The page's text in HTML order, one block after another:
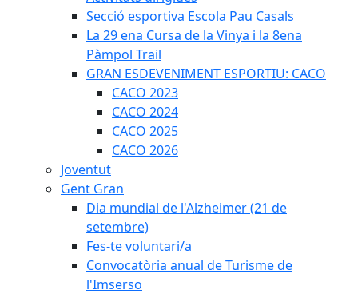
Secció esportiva Escola Pau Casals
La 29 ena Cursa de la Vinya i la 8ena
Pàmpol Trail
GRAN ESDEVENIMENT ESPORTIU: CACO
CACO 2023
CACO 2024
CACO 2025
CACO 2026
Joventut
Gent Gran
Dia mundial de l'Alzheimer (21 de
setembre)
Fes-te voluntari/a
Convocatòria anual de Turisme de
l'Imserso